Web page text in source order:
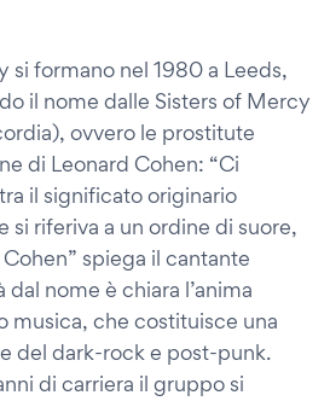
si formano nel 1980 a Leeds,
il nome dalle Sisters of Mercy
ovvero le prostitute
di Leonard Cohen: “Ci
il significato originario
si riferiva a un ordine di suore,
spiega il cantante
nome è chiara l’anima
musica, che costituisce una
del dark-rock e post-punk.
di carriera il gruppo si